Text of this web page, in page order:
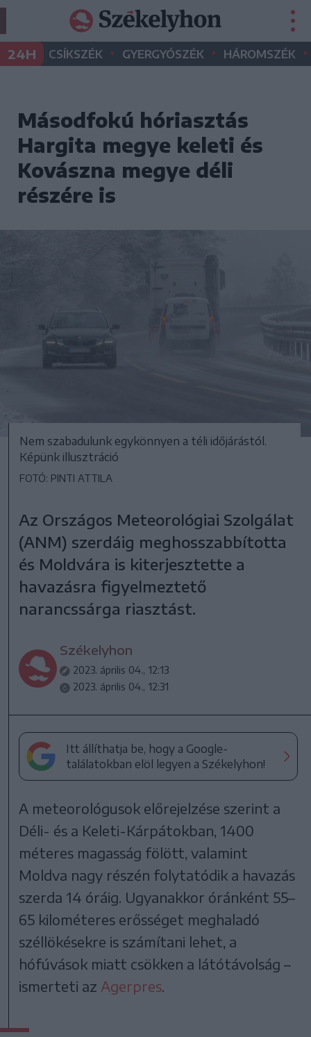
24H CSÍKSZÉK • GYERGYÓSZÉK • HÁROMSZÉK •
Másodfokú hóriasztás
Hargita megye keleti és
Kovászna megye déli
részére is
Nem szabadulunk egykönnyen a téli időjárástól.
Képünk illusztráció
FOTÓ: PINTI ATTILA
Az Országos Meteorológiai Szolgálat
(ANM) szerdáig meghosszabbította
és Moldvára is kiterjesztette a
havazásra figyelmeztető
narancssárga riasztást.
Székelyhon
2023. április 04., 12:13
2023. április 04., 12:31
Itt állíthatja be, hogy a Google-
találatokban elöl legyen a Székelyhon!
A meteorológusok előrejelzése szerint a
Déli- és a Keleti-Kárpátokban, 1400
méteres magasság fölött, valamint
Moldva nagy részén folytatódik a havazás
szerda 14 óráig. Ugyanakkor óránként 55–
65 kilométeres erősséget meghaladó
széllökésekre is számítani lehet, a
hófúvások miatt csökken a látótávolság –
ismerteti az Agerpres